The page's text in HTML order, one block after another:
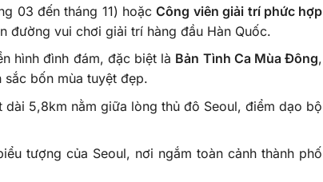
03 đến tháng 11) hoặcCông viên giải trí phức hợp
đường vui chơi giải trí hàng đầu Hàn Quốc.
hình đình đám, đặc biệt là Bản Tình Ca Mùa Đông,
bốn mùa tuyệt đẹp.
dài 5,8km nằm giữa lòng thủ đô Seoul, điểm dạo bộ
tượng của Seoul, nơi ngắm toàn cảnh thành phố